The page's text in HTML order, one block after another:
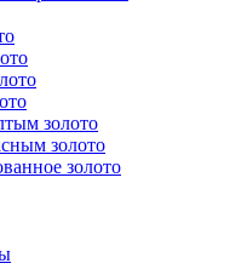
золото
золото
золото